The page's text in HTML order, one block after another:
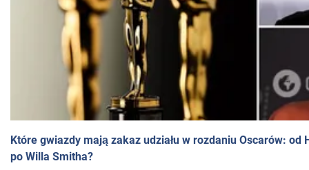
Które gwiazdy mają zakaz udziału w rozdaniu Oscarów: od
po Willa Smitha?